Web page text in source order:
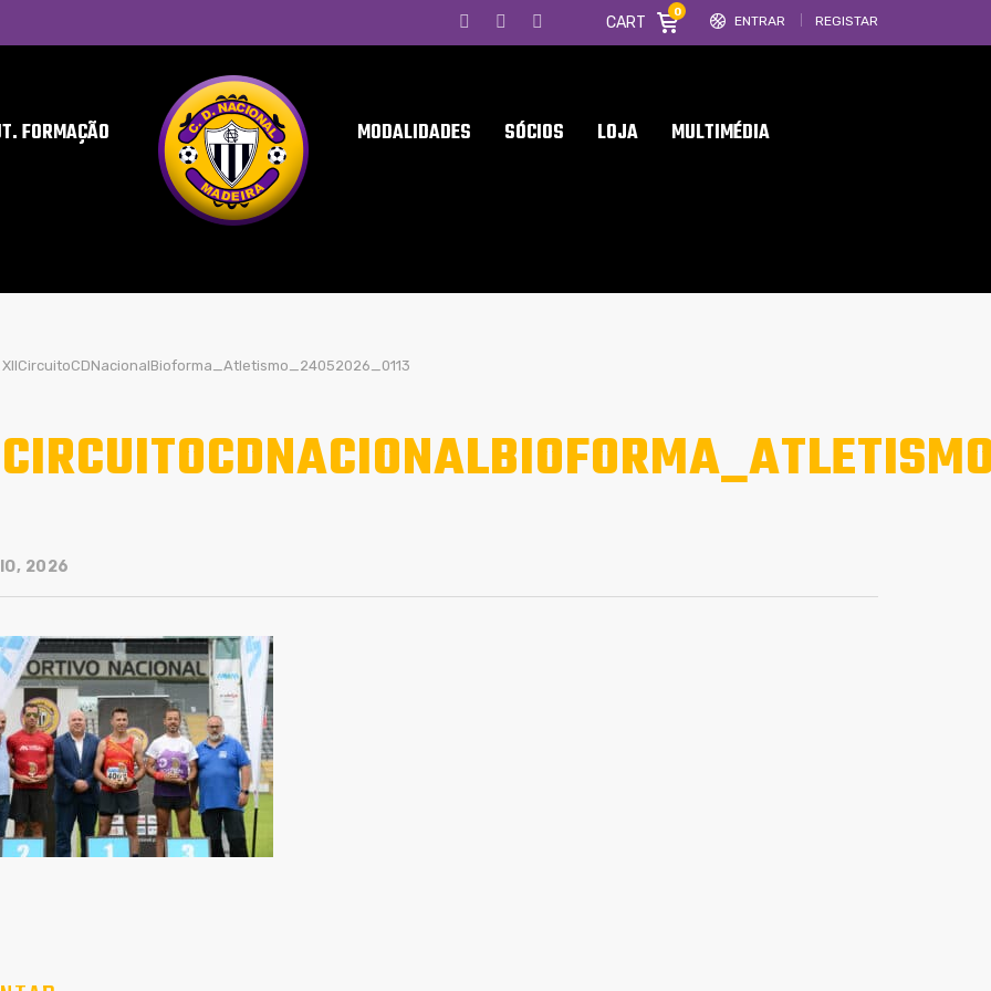
ENTRAR REGISTAR
CART
0
FORMAÇÃO MODALIDADES SÓCIOS LOJA MULTIMÉDIA
XIICircuitoCDNacionalBioforma_Atletismo_24052026_0113
2026